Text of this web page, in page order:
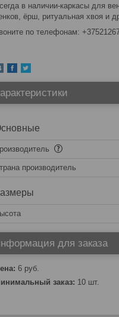
в наличии-каркасы для
ёрш, ритуальная хвоя и
по телефонам:
производитель
для заказа
6 руб.
заказ: 10 шт.